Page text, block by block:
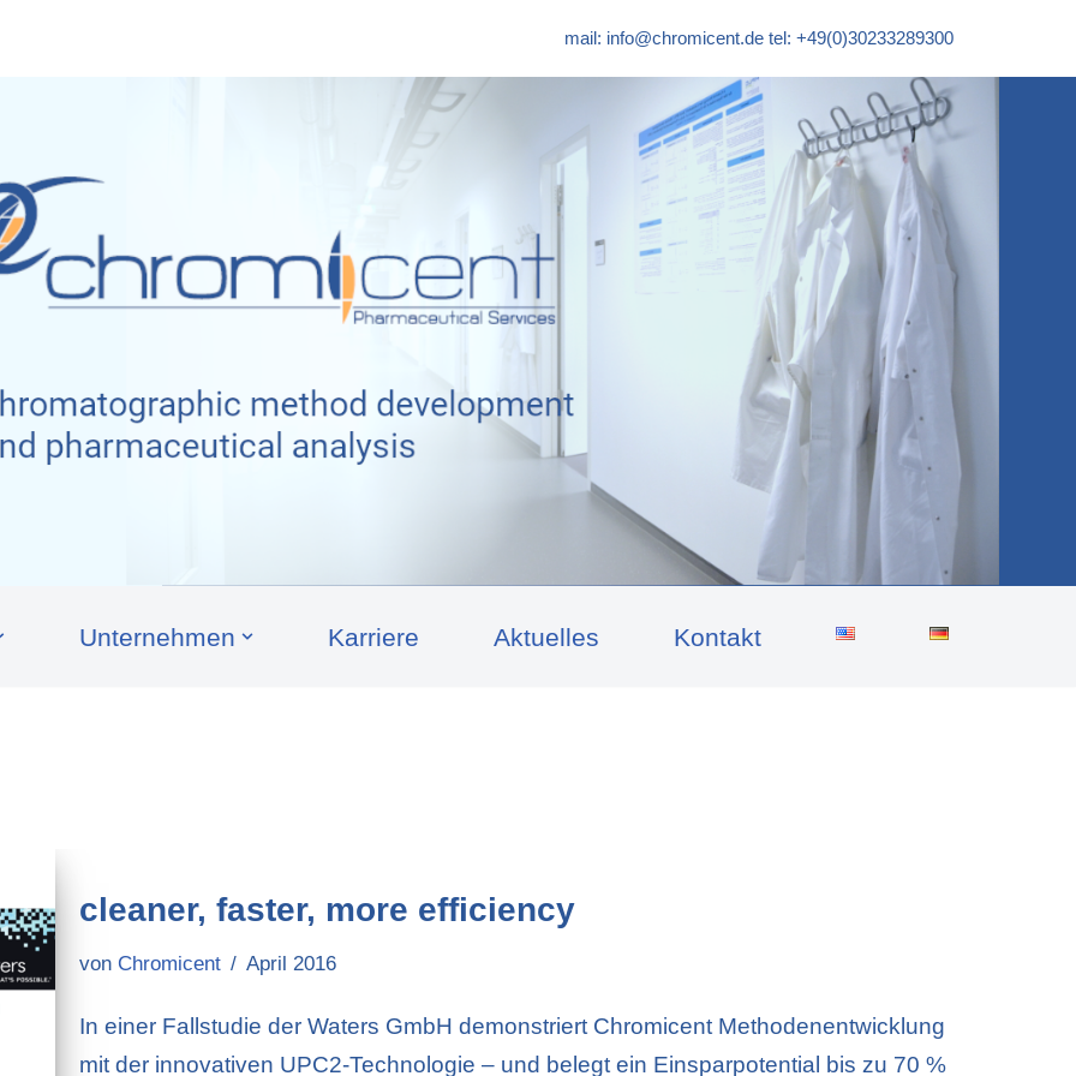
mail: info@chromicent.de tel: +49(0)30233289300
Unternehmen Karriere Aktuelles Kontakt
cleaner, faster, more efficiency
von Chromicent April 2016
In einer Fallstudie der Waters GmbH demonstriert Chromicent Methodenentwicklung
mit der innovativen UPC2-Technologie – und belegt ein Einsparpotential bis zu 70 %